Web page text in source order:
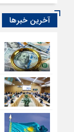
آخرین خبرها